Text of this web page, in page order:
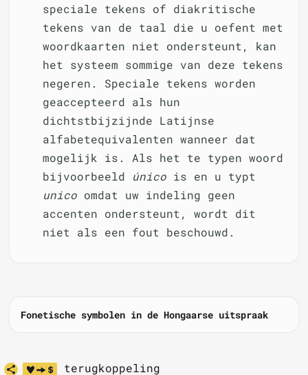
speciale tekens of diakritische
tekens van de taal die u oefent met
woordkaarten niet ondersteunt, kan
het systeem sommige van deze tekens
negeren. Speciale tekens worden
geaccepteerd als hun
dichtstbijzijnde Latijnse
alfabetequivalenten wanneer dat
mogelijk is. Als het te typen woord
bijvoorbeeld único is en u typt
unico omdat uw indeling geen
accenten ondersteunt, wordt dit
niet als een fout beschouwd.
Fonetische symbolen in de Hongaarse uitspraak
terugkoppeling